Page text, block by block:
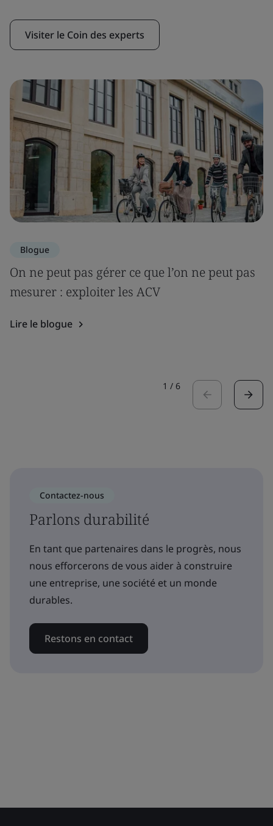
Visiter le Coin des experts
Blogue
On ne peut pas gérer ce que l’on ne peut pas
mesurer : exploiter les ACV
Lire le blogue
1 / 6
Contactez-nous
Parlons durabilité
En tant que partenaires dans le progrès, nous
nous efforcerons de vous aider à construire
une entreprise, une société et un monde
durables.
Restons en contact